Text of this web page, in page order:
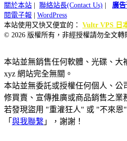
關於本站 聯絡站長(Contact Us) 廣
閱電子報
WordPress
本站使用又快又便宜的： Vultr VPS 日
© 2026 版權所有，非經授權請勿全文轉
本站並無銷售任何軟體、光碟、大
xyz 網站完全無關。
本站並無委託或授權任何個人、公
修買賣、宣傳推廣或商品銷售之業
若發現盜用 "重灌狂人" 或 "不來恩
「 與我聯繫 」，謝謝！